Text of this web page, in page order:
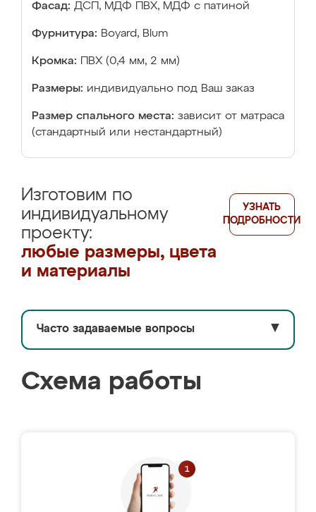
Фасад: ДСП, МДФ ПВХ, МДФ с патиной
Фурнитура: Boyard, Blum
Кромка: ПВХ (0,4 мм, 2 мм)
Размеры: индивидуально под Ваш заказ
Размер спального места: зависит от матраса
(стандартный или нестандартный)
Изготовим по
индивидуальному
проекту:
любые размеры, цвета
и материалы
УЗНАТЬ
ПОДРОБНОСТИ
Часто задаваемые вопросы ▼
Схема работы